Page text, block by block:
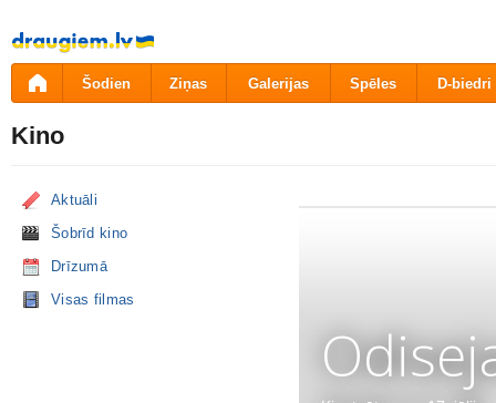
Pāriet
uz
saturu
Šodien Ziņas Galerijas Spēles D-biedri
Kino
Aktuāli
Šobrīd kino
Drīzumā
Visas filmas